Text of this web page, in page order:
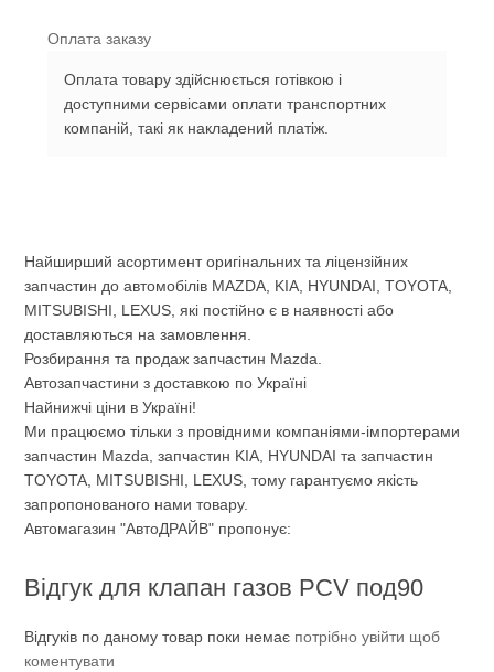
Оплата заказу
Оплата товару здійснюється готівкою і
доступними сервісами оплати транспортних
компаній, такі як накладений платіж.
Найширший асортимент оригінальних та ліцензійних
запчастин до автомобілів MAZDA, KIA, HYUNDAI, TOYOTA,
MITSUBISHI, LEXUS, які постійно є в наявності або
доставляються на замовлення.
Розбирання та продаж запчастин Mazda.
Автозапчастини з доставкою по Україні
Найнижчі ціни в Україні!
Ми працюємо тільки з провідними компаніями-імпортерами
запчастин Mazda, запчастин KIA, HYUNDAI та запчастин
TOYOTA, MITSUBISHI, LEXUS, тому гарантуємо якість
запропонованого нами товару.
Автомагазин "АвтоДРАЙВ" пропонує:
Відгук для клапан газов PCV под90
Відгуків по даному товар поки немає потрібно увійти щоб
коментувати